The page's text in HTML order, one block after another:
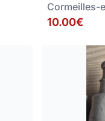
Cormeilles-
10.00€